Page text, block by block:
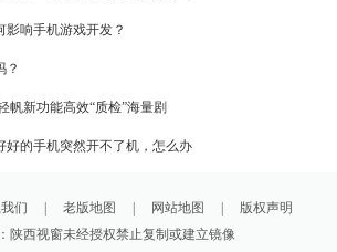
影响手机游戏开发？
？
帆新功能高效“质检”海量剧
好的手机突然开不了机，怎么办
们 老版地图 网站地图
版权声明
陕西视窗未经授权禁止复制或建立镜像